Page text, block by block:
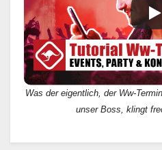
Was der eigentlich, der Ww-
unser Boss, klingt